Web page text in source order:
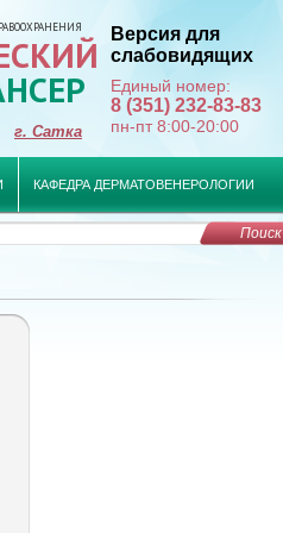
Версия для
слабовидящих
Единый номер:
8 (351) 232-83-83
пн-пт 8:00-20:00
г. Сатка
КАФЕДРА ДЕРМАТОВЕНЕРОЛОГИИ
Поиск